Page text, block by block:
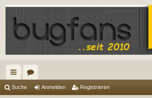
ch
Suche Anmelden Registrieren